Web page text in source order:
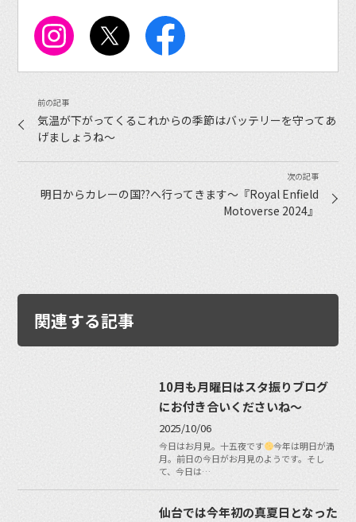
気温が下がってくるこれからの季節はバッテリーを守ってあ
げましょうね〜
明日からカレーの国??へ行ってきます〜『Royal Enfield
Motoverse 2024』
関連する記事
10月も月曜日はスタ振りブログ
にお付き合いくださいね〜
2025/10/06
今日はお月見。十五夜です
今年は明日が満
月。前日の今日がお月見のようです。そし
て、今日は…
仙台では今年初の真夏日となった